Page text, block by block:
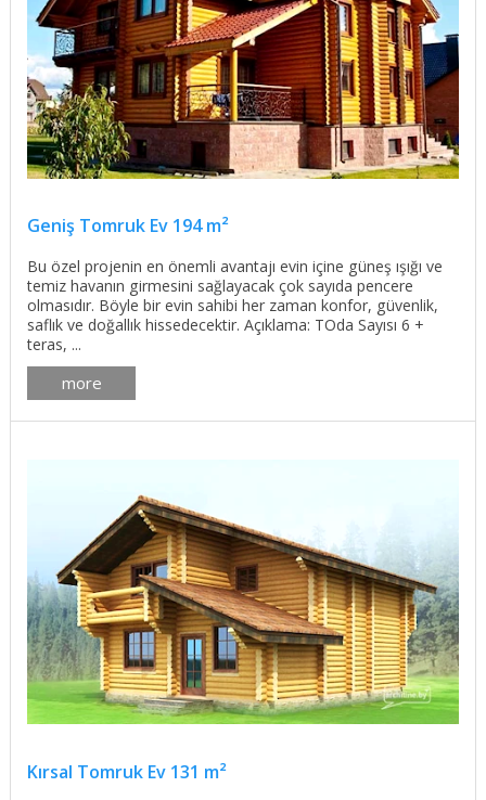
Geniş Tomruk Ev 194 m²
Bu özel projenin en önemli avantajı evin içine güneş ışığı ve
temiz havanın girmesini sağlayacak çok sayıda pencere
olmasıdır. Böyle bir evin sahibi her zaman konfor, güvenlik,
saflık ve doğallık hissedecektir. Açıklama: TOda Sayısı 6 +
teras, ...
more
Kırsal Tomruk Ev 131 m²